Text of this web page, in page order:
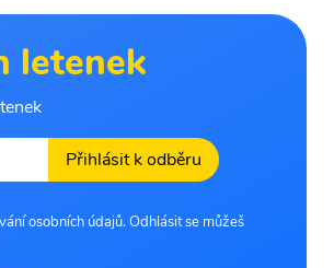
letenek
Přihlásit k odběru
osobních údajů. Odhlásit se můžeš